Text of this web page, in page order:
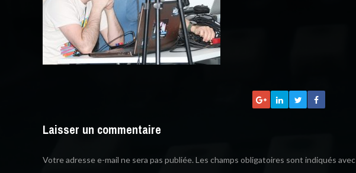
Laisser un commentaire
Votre adresse e-mail ne sera pas publiée.Les champs obligatoires sont indiqués avec